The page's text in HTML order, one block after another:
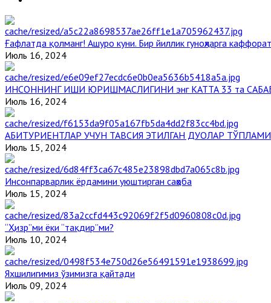
Ғафлатда қолманг! Ашуро куни. Бир йиллик гуноҳларга
Июль 16, 2024
ИНСОННИНГ ИШИ ЮРИШМАСЛИГИНИ энг КАТТА 33 та
Июль 16, 2024
АБИТУРИЕНТЛАР УЧУН ТАВСИЯ ЭТИЛГАН ДУОЛАР ТЎПЛАМИ
Июль 15, 2024
Инсонпарварлик ёрдамини уюштирган саҳоба
Июль 15, 2024
“Ҳизр”ми ёки “тақдир”ми?
Июль 10, 2024
Яхшилигимиз ўзимизга қайтади
Июль 09, 2024